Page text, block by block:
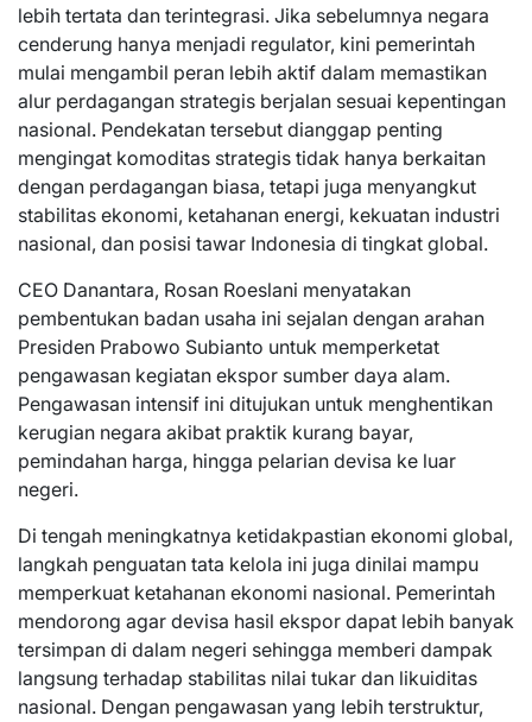
lebih tertata dan terintegrasi. Jika sebelumnya negara
cenderung hanya menjadi regulator, kini pemerintah
mulai mengambil peran lebih aktif dalam memastikan
alur perdagangan strategis berjalan sesuai kepentingan
nasional. Pendekatan tersebut dianggap penting
mengingat komoditas strategis tidak hanya berkaitan
dengan perdagangan biasa, tetapi juga menyangkut
stabilitas ekonomi, ketahanan energi, kekuatan industri
nasional, dan posisi tawar Indonesia di tingkat global.
CEO Danantara, Rosan Roeslani menyatakan
pembentukan badan usaha ini sejalan dengan arahan
Presiden Prabowo Subianto untuk memperketat
pengawasan kegiatan ekspor sumber daya alam.
Pengawasan intensif ini ditujukan untuk menghentikan
kerugian negara akibat praktik kurang bayar,
pemindahan harga, hingga pelarian devisa ke luar
negeri.
Di tengah meningkatnya ketidakpastian ekonomi global,
langkah penguatan tata kelola ini juga dinilai mampu
memperkuat ketahanan ekonomi nasional. Pemerintah
mendorong agar devisa hasil ekspor dapat lebih banyak
tersimpan di dalam negeri sehingga memberi dampak
langsung terhadap stabilitas nilai tukar dan likuiditas
nasional. Dengan pengawasan yang lebih terstruktur,